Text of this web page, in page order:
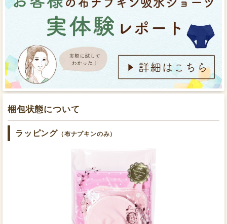
肌面のオーガニックコットン生地は、ネルのような少し
起毛のある素材でずっと触れていたくなるほど柔らかく
幅広設計で漏れにくく安心
持ち帰った布ナプキンをぬるま湯でもみ洗いして、ア
ルカリウォッシュを溶かした水に半日ほど浸け置きま
す。
浸け置きで汚れが落ちた布ナプキンをそのまま干す
か、洗濯機で洗ってから干せば、使用後のお手入れは
反対側の布ナプキンの羽部分をボタンで止めたら下着
を着けます。
もっと詳しく知りたい方はこちら
梱包状態について
ラッピング （布ナプキンのみ）